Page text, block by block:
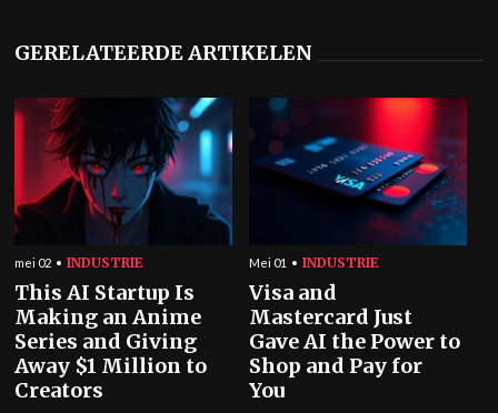
GERELATEERDE ARTIKELEN
mei 02 INDUSTRIE
This AI Startup Is
Making an Anime
Series and Giving
Away $1 Million to
Creators
Mei 01 INDUSTRIE
Visa and
Mastercard Just
Gave AI the Power to
Shop and Pay for
You